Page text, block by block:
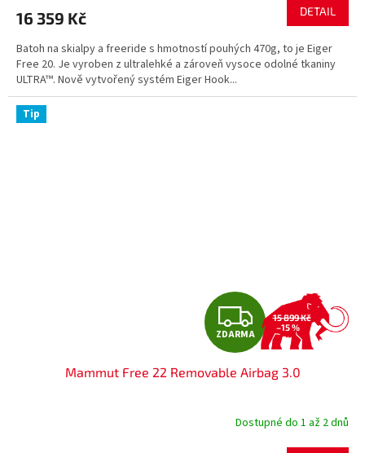
16 359 Kč DETAIL
Batoh na skialpy a freeride s hmotností pouhých 470g, to je Eiger
Free 20. Je vyroben z ultralehké a zároveň vysoce odolné tkaniny
ULTRA™. Nově vytvořený systém Eiger Hook...
Tip
Z
D
A
R
ZDARMA
15 899 Kč
–15 %
Mammut Free 22 Removable Airbag 3.0
Dostupné do 1 až 2 dnů